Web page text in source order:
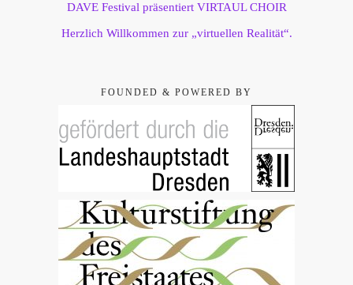
DAVE Festival präsentiert VIRTAUL CHOIR
Herzlich Willkommen zur „virtuellen Realität“.
FOUNDED & POWERED BY